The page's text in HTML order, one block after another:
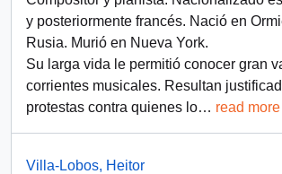
y posteriormente francés. Nació en
Rusia. Murió en Nueva York.
Su larga vida le permitió conocer gran
corrientes musicales. Resultan
protestas contra quienes lo… read more
Villa-Lobos, Heitor